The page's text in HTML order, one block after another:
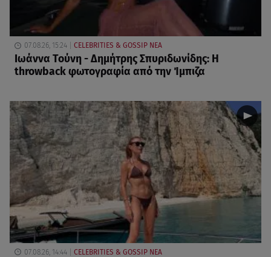
07.08.26, 15:24 CELEBRITIES & GOSSIP ΝΕΑ
Ιωάννα Τούνη - Δημήτρης Σπυριδωνίδης: Η
throwback φωτογραφία από την Ίμπιζα
07.08.26, 14:44 CELEBRITIES & GOSSIP ΝΕΑ